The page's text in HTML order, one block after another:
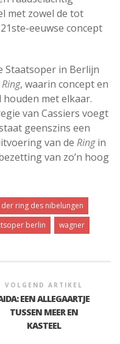
met zowel de tot
eeuwse concept
Staatsoper in Berlijn
Ring, waarin concept en
met elkaar.
van Cassiers voegt
geenszins een
van de Ringin
van zo’n hoog
der ring des nibelungen
berlin wagner
VOLGEND ARTIKEL
EEN ALLEGAARTJE
TUSSEN MEER EN
KASTEEL